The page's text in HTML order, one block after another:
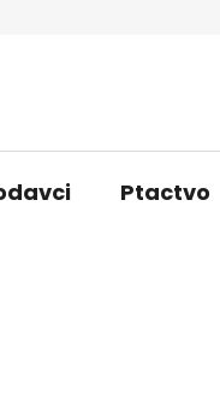
Ptactvo